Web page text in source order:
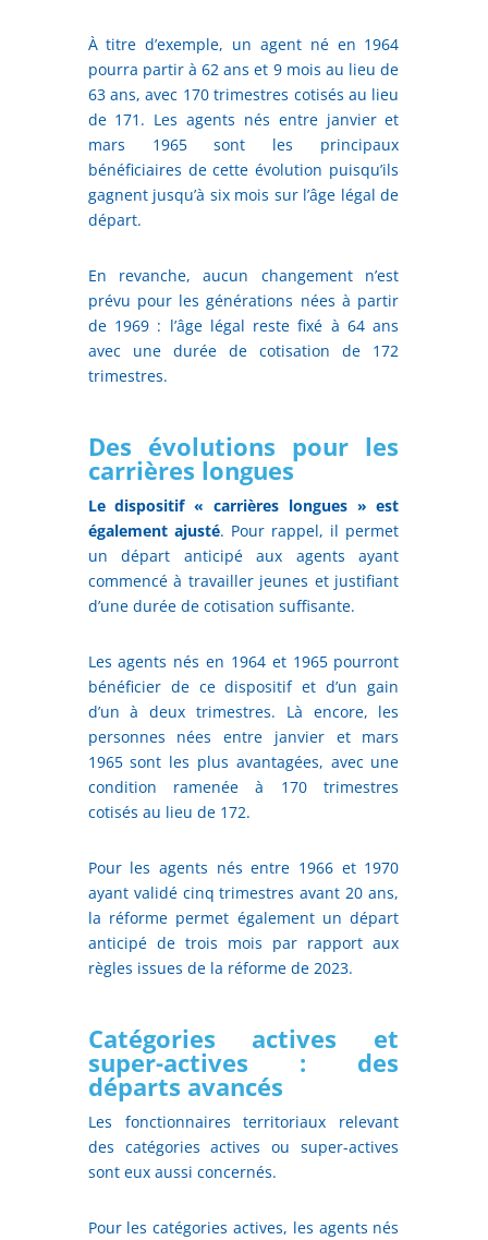
À titre d’exemple, un agent né en 1964
pourra partir à 62 ans et 9 mois au lieu de
63 ans, avec 170 trimestres cotisés au lieu
de 171. Les agents nés entre janvier et
mars 1965 sont les principaux
bénéficiaires de cette évolution puisqu’ils
gagnent jusqu’à six mois sur l’âge légal de
départ.
En revanche, aucun changement n’est
prévu pour les générations nées à partir
de 1969 : l’âge légal reste fixé à 64 ans
avec une durée de cotisation de 172
trimestres.
Des évolutions pour les
carrières longues
Le dispositif « carrières longues » est
également ajusté. Pour rappel, il permet
un départ anticipé aux agents ayant
commencé à travailler jeunes et justifiant
d’une durée de cotisation suffisante.
Les agents nés en 1964 et 1965 pourront
bénéficier de ce dispositif et d’un gain
d’un à deux trimestres. Là encore, les
personnes nées entre janvier et mars
1965 sont les plus avantagées, avec une
condition ramenée à 170 trimestres
cotisés au lieu de 172.
Pour les agents nés entre 1966 et 1970
ayant validé cinq trimestres avant 20 ans,
la réforme permet également un départ
anticipé de trois mois par rapport aux
règles issues de la réforme de 2023.
Catégories actives et
super-actives : des
départs avancés
Les fonctionnaires territoriaux relevant
des catégories actives ou super-actives
sont eux aussi concernés.
Pour les catégories actives, les agents nés